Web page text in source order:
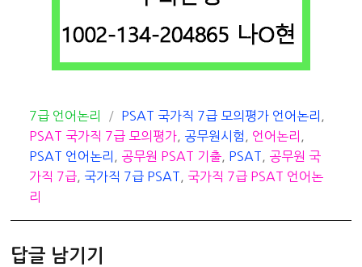
카
테
고
리
7급 언어논리
태
그
PSAT 국가직 7급 모의평가 언어논리
PSAT 국가직 7급 모의평가
공무원시험 언어논리
PSAT 언어논리
공무원 PSAT 기출 PSAT
공무원 국
가직 7급
국가직 7급 PSAT
국가직 7급 PSAT 언어논
리
답글 남기기